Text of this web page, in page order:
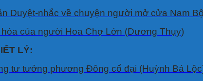
Duyệt-nhắc về chuyện người mở cửa Nam
của người Hoa Chợ Lớn (Dương Thụy)
LÝ:
tư tưởng phương Ðông cổ đại (Huỳnh Bá